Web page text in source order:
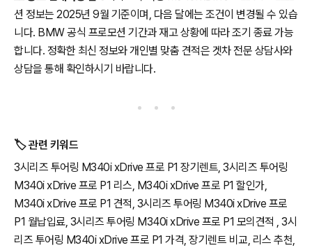
션 정보는 2025년 9월 기준이며, 다음 달에는 조건이 변경될 수 있습
니다. BMW 공식 프로모션 기간과 재고 상황에 따라 조기 종료 가능
합니다. 정확한 최신 정보와 개인별 맞춤 견적은 겟차 전문 상담사와
상담을 통해 확인하시기 바랍니다.
🏷️ 관련 키워드
3시리즈 투어링 M340i xDrive 프로 P1 장기렌트, 3시리즈 투어링
M340i xDrive 프로 P1 리스, M340i xDrive 프로 P1 할인가,
M340i xDrive 프로 P1 견적, 3시리즈 투어링 M340i xDrive 프로
P1 월납입료, 3시리즈 투어링 M340i xDrive 프로 P1 모의견적 , 3시
리즈 투어링 M340i xDrive 프로 P1 가격, 장기렌트 비교, 리스 추천,